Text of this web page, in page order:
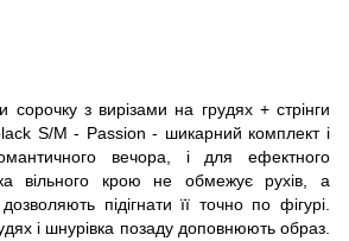
сорочку з вирізами на грудях + стрінги
S/M - Passion - шикарний комплект і
вечора, і для ефектного
вільного крою не обмежує рухів, а
підігнати її точно по фігурі.
і шнурівка позаду доповнюють образ.